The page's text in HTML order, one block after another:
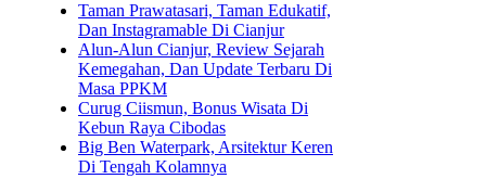
Taman Prawatasari, Taman Edukatif,
Dan Instagramable Di Cianjur
Alun-Alun Cianjur, Review Sejarah
Kemegahan, Dan Update Terbaru Di
Masa PPKM
Curug Ciismun, Bonus Wisata Di
Kebun Raya Cibodas
Big Ben Waterpark, Arsitektur Keren
Di Tengah Kolamnya